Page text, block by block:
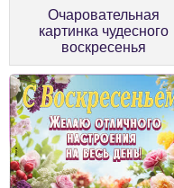
Очаровательная
картинка чудесного
воскресенья